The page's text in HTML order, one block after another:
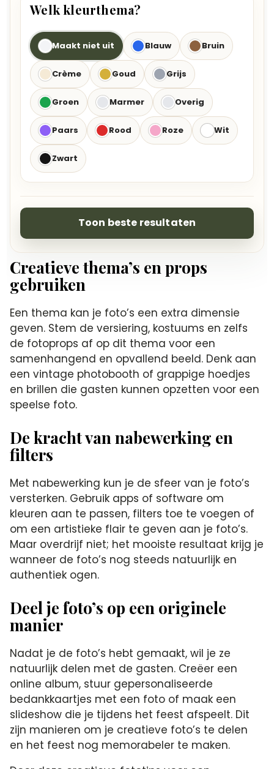
Welk kleurthema?
Maakt niet uit Blauw Bruin
Crème Goud Grijs
Groen Marmer Overig
Paars Rood Roze Wit
Zwart
Toon beste resultaten
Creatieve thema’s en props
gebruiken
Een thema kan je foto’s een extra dimensie
geven.​ Stem de versiering, kostuums en zelfs
de fotoprops af op dit thema voor een
samenhangend en opvallend beeld.​ Denk aan
een vintage photobooth of grappige hoedjes
en brillen die gasten kunnen opzetten voor een
speelse foto.​
De kracht van nabewerking en
filters
Met nabewerking kun je de sfeer van je foto’s
versterken.​ Gebruik apps of software om
kleuren aan te passen, filters toe te voegen of
om een artistieke flair te geven aan je foto’s.​
Maar overdrijf niet; het mooiste resultaat krijg je
wanneer de foto’s nog steeds natuurlijk en
authentiek ogen.​
Deel je foto’s op een originele
manier
Nadat je de foto’s hebt gemaakt, wil je ze
natuurlijk delen met de gasten.​ Creëer een
online album, stuur gepersonaliseerde
bedankkaartjes met een foto of maak een
slideshow die je tijdens het feest afspeelt.​ Dit
zijn manieren om je creatieve foto’s te delen
en het feest nog memorabeler te maken.​